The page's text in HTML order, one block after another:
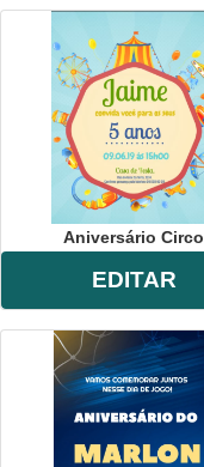
Aniversário Circo
EDITAR